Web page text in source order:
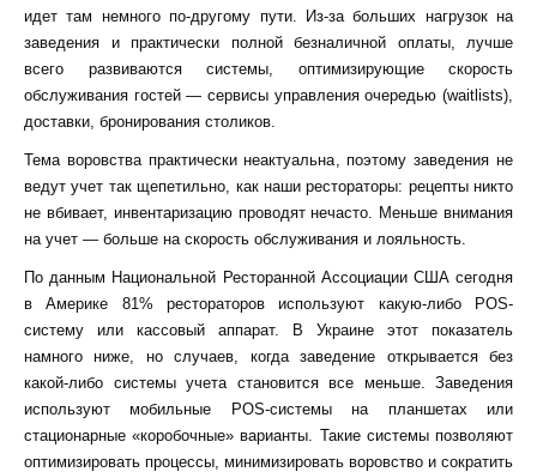
идет там немного по-другому пути. Из-за больших нагрузок на
заведения и практически полной безналичной оплаты, лучше
всего развиваются системы, оптимизирующие скорость
обслуживания гостей — сервисы управления очередью (waitlists),
доставки, бронирования столиков.
Тема воровства практически неактуальна, поэтому заведения не
ведут учет так щепетильно, как наши рестораторы: рецепты никто
не вбивает, инвентаризацию проводят нечасто. Меньше внимания
на учет — больше на скорость обслуживания и лояльность.
По данным Национальной Ресторанной Ассоциации США сегодня
в Америке 81% рестораторов используют какую-либо POS-
систему или кассовый аппарат. В Украине этот показатель
намного ниже, нослучаев, когда заведение открывается без
какой-либо системы учета становится все меньше. Заведения
используют мобильные POS-системы на планшетах или
стационарные «коробочные» варианты. Такие системы позволяют
оптимизировать процессы, минимизировать воровство и сократить